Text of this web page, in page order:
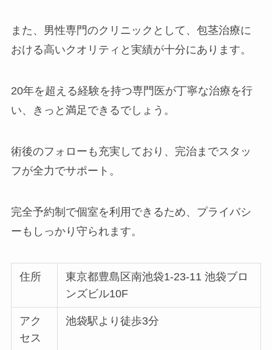
また、男性専門のクリニックとして、包茎治療に
おける高いクオリティと実績が十分にあります。
20年を超える経験を持つ専門医が丁寧な治療を行
い、きっと満足できるでしょう。
術後のフォローも充実しており、完治までスタッ
フが全力でサポート。
完全予約制で個室を利用できるため、プライバシ
ーもしっかり守られます。
住所
東京都豊島区南池袋1-23-11 池袋ブロ
ンズビル10F
アク
セス
池袋駅より徒歩3分